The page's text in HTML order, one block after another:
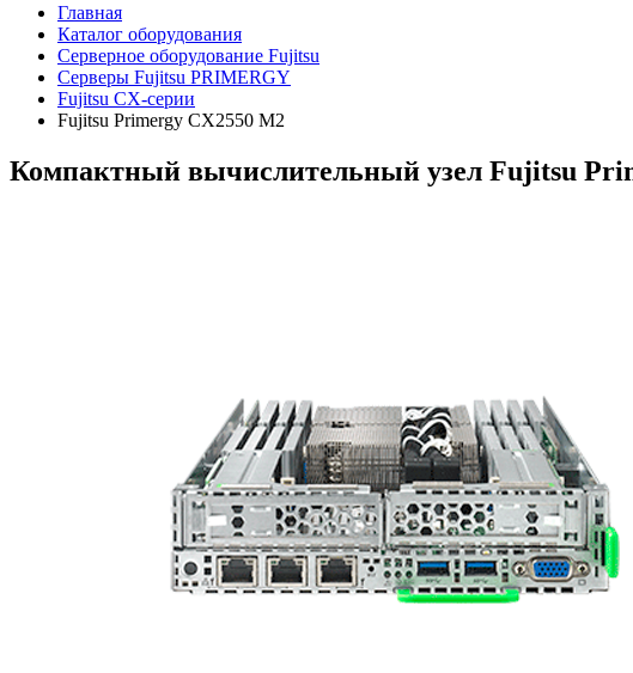
Главная
Каталог оборудования
Серверное оборудование Fujitsu
Серверы Fujitsu PRIMERGY
Fujitsu CX-серии
Fujitsu Primergy CX2550 M2
Компактный вычислительный узел Fujitsu